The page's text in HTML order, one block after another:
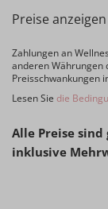
Preise
Zahlungen an
anderen Währungen
Preisschwankungen
Lesen Sie die
Alle Preise sind
inklusive